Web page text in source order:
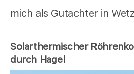
mich als Gutachter in
Solarthermischer
durch Hagel